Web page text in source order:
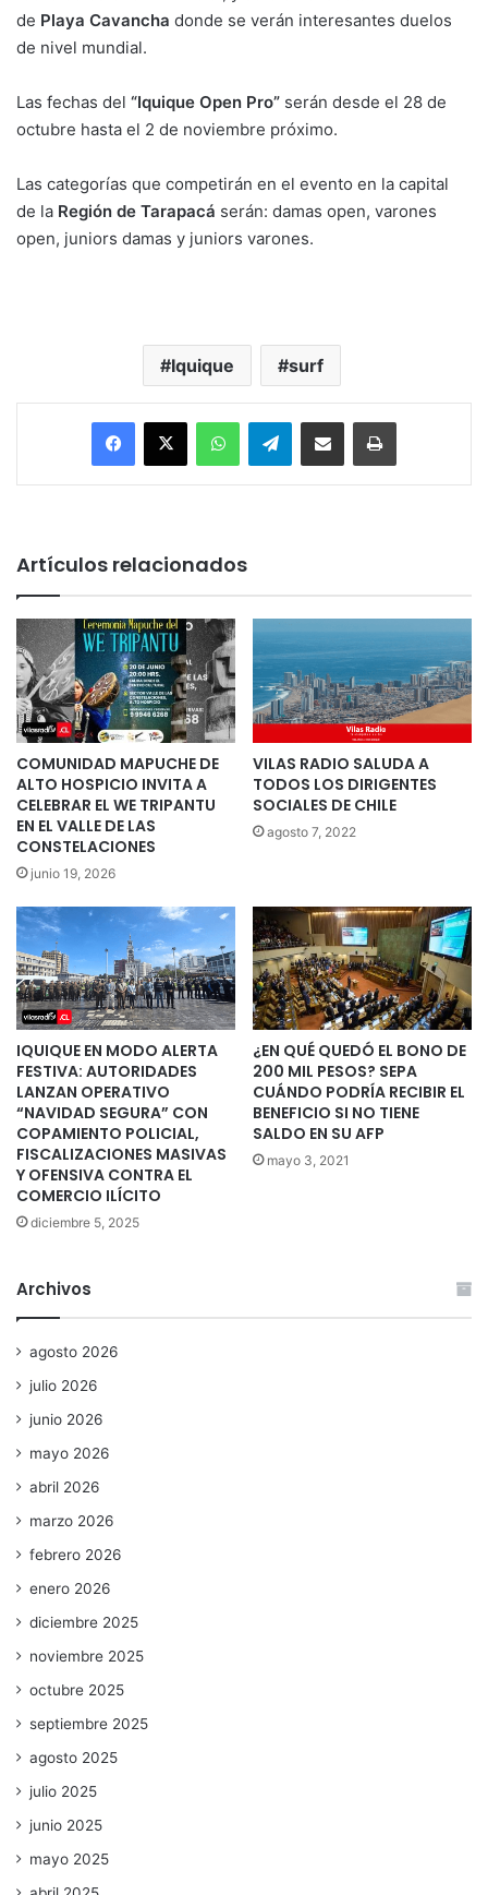
de Playa Cavancha donde se verán interesantes duelos
de nivel mundial.
Las fechas del “Iquique Open Pro” serán desde el 28 de
octubre hasta el 2 de noviembre próximo.
Las categorías que competirán en el evento en la capital
de la Región de Tarapacá serán: damas open, varones
open, juniors damas y juniors varones.
Iquique surf
Facebook
X WhatsAppTelegramEnviar vía email Imprimir
Artículos relacionados
COMUNIDAD MAPUCHE DE
ALTO HOSPICIO INVITA A
CELEBRAR EL WE TRIPANTU
EN EL VALLE DE LAS
CONSTELACIONES
junio 19, 2026
VILAS RADIO SALUDA A
TODOS LOS DIRIGENTES
SOCIALES DE CHILE
agosto 7, 2022
IQUIQUE EN MODO ALERTA
FESTIVA: AUTORIDADES
LANZAN OPERATIVO
“NAVIDAD SEGURA” CON
COPAMIENTO POLICIAL,
FISCALIZACIONES MASIVAS
Y OFENSIVA CONTRA EL
COMERCIO ILÍCITO
diciembre 5, 2025
¿EN QUÉ QUEDÓ EL BONO DE
200 MIL PESOS? SEPA
CUÁNDO PODRÍA RECIBIR EL
BENEFICIO SI NO TIENE
SALDO EN SU AFP
mayo 3, 2021
Archivos
agosto 2026
julio 2026
junio 2026
mayo 2026
abril 2026
marzo 2026
febrero 2026
enero 2026
diciembre 2025
noviembre 2025
octubre 2025
septiembre 2025
agosto 2025
julio 2025
junio 2025
mayo 2025